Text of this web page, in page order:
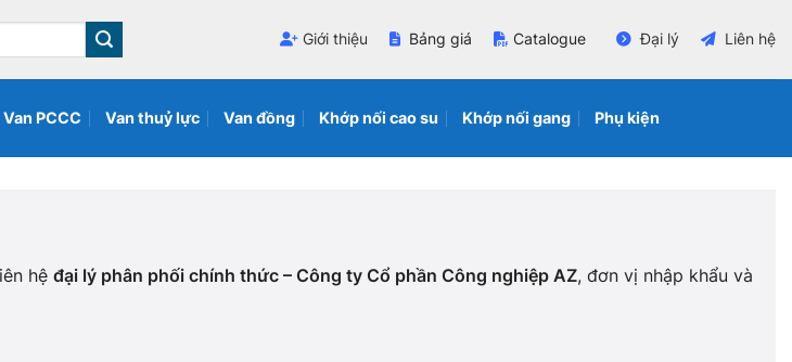
Giới thiệu Bảng giá Catalogue Đại lý Liên hệ
Van PCCC Van thuỷ lực Van đồng Khớp nối cao su Khớp nối gang Phụ kiện
hệ đại lý phân phối chính thức – Công ty Cổ phần Công nghiệp AZ, đơn vị nhập khẩu và